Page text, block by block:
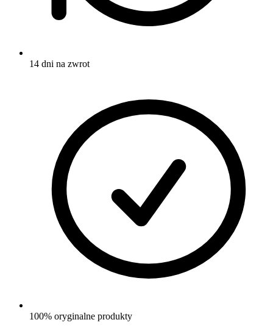
14 dni na zwrot
100% oryginalne produkty